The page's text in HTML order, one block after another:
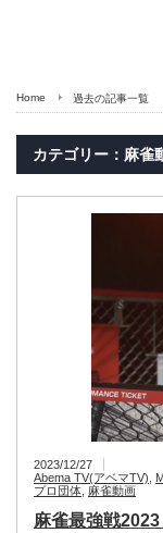
Home 過去の記事一覧
カテゴリー：麻雀
2023/12/27
Abema TV(アベマTV)
プロ団体 麻雀動画
麻雀最強戦